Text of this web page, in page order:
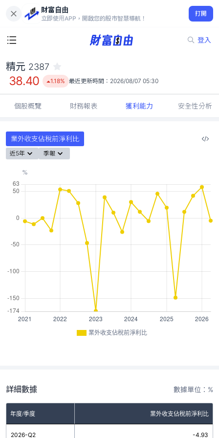
財富自由
立即使用APP，開啟您的股市智慧導航！
打開
登入
38.40
1.18%
精元 2387
38.40 1.18% 最近更新時間： 2026/08/07 05:30
個股概覽 財務報表 獲利能力 安全性分析
業外收支佔稅前淨利比
近5年 季報
業外收支佔稅前淨利比
詳細數據 數據單位：%
年度/季度 業外收支佔稅前淨利比
2026-Q2 -4.93